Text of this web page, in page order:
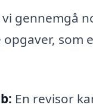
gennemgå
som
En revisor